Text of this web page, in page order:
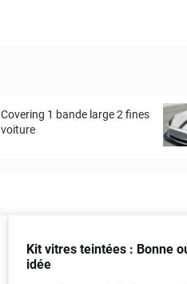
Covering 1 bande large 2 fines
voiture
Kit vitres teintées : Bonne
idée